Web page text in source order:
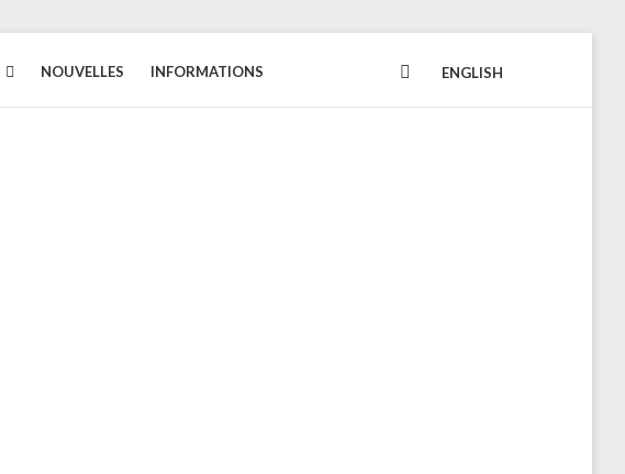
NOUVELLES INFORMATIONS FACEBOOK
ENGLISH